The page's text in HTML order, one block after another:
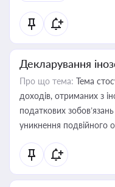
Декларування
Про що тема: Тема
доходів, отриманих з
податкових
уникнення подвійного